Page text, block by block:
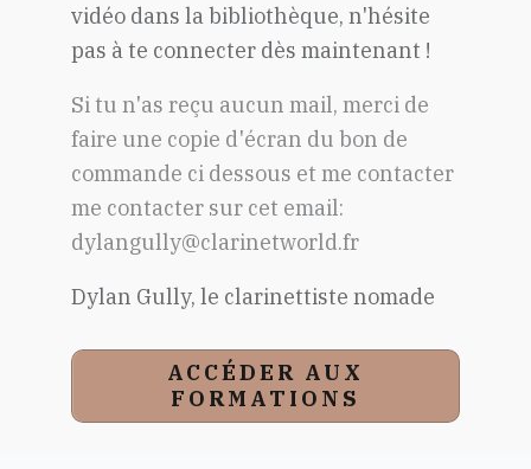
vidéo dans la bibliothèque, n'hésite
pas à te connecter dès maintenant !
Si tu n'as reçu aucun mail, merci de
faire une copie d'écran du bon de
commande ci dessous et me contacter
me contacter sur cet email:
dylangully@clarinetworld.fr
Dylan Gully, le clarinettiste nomade
ACCÉDER AUX
FORMATIONS